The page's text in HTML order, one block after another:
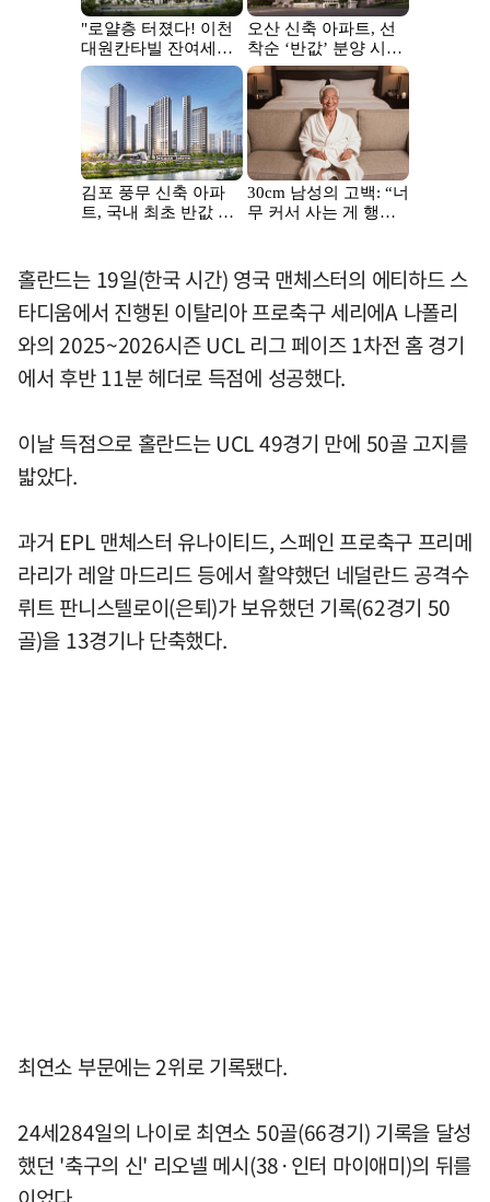
홀란드는 19일(한국 시간) 영국 맨체스터의 에티하드 스
타디움에서 진행된 이탈리아 프로축구 세리에A 나폴리
와의 2025~2026시즌 UCL 리그 페이즈 1차전 홈 경기
에서 후반 11분 헤더로 득점에 성공했다.
이날 득점으로 홀란드는 UCL 49경기 만에 50골 고지를
밟았다.
과거 EPL 맨체스터 유나이티드, 스페인 프로축구 프리메
라리가 레알 마드리드 등에서 활약했던 네덜란드 공격수
뤼트 판니스텔로이(은퇴)가 보유했던 기록(62경기 50
골)을 13경기나 단축했다.
최연소 부문에는 2위로 기록됐다.
24세284일의 나이로 최연소 50골(66경기) 기록을 달성
했던 '축구의 신' 리오넬 메시(38·인터 마이애미)의 뒤를